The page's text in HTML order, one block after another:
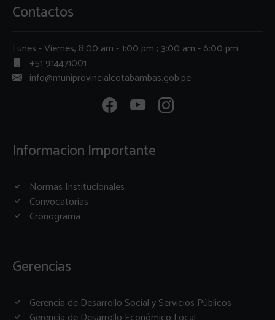
Contactos
Lunes - Viernes, 8:00 am - 1:00 pm ; 3:00 am - 6:00 pm
+51 914471001
info@muniprovincialcotabambas.gob.pe
Informacion Importante
Normas Institucionales
Convocatorias
Cronograma
Gerencias
Gerencia de Desarrollo Social y Servicios Públicos